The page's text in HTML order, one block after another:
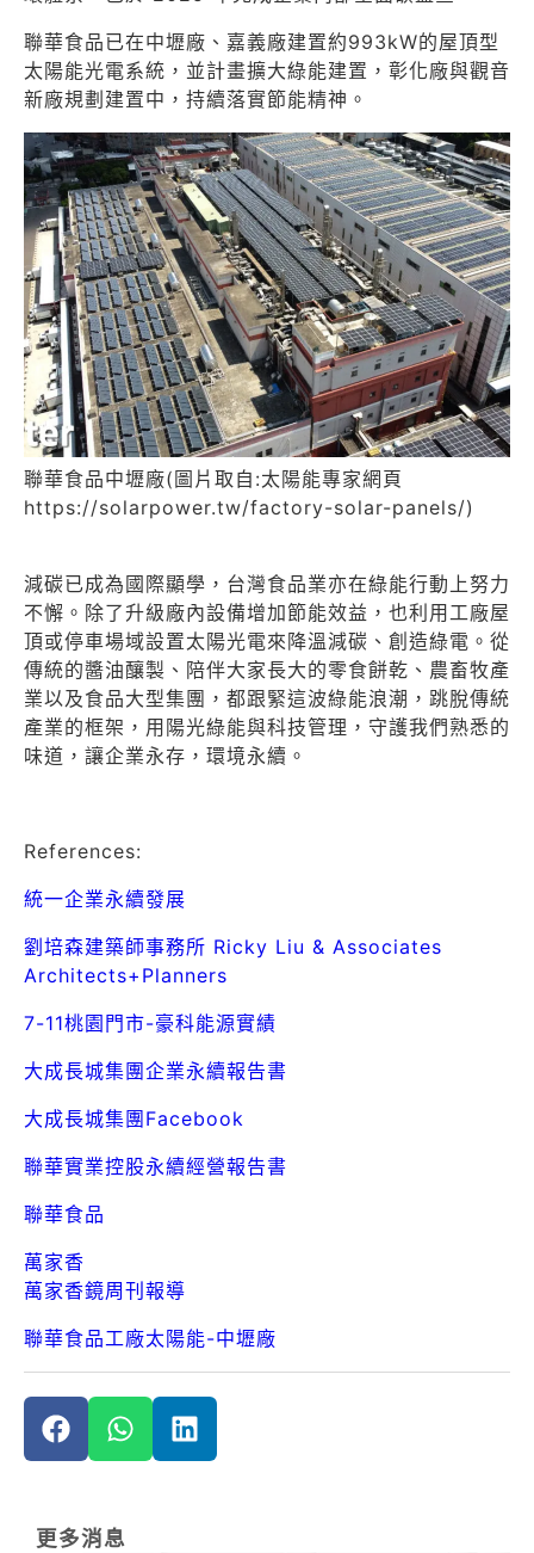
聯華食品已在中壢廠、嘉義廠建置約993kW的屋頂型
太陽能光電系統，並計畫擴大綠能建置，彰化廠與觀音
新廠規劃建置中，持續落實節能精神。
聯華食品中壢廠(圖片取自:太陽能專家網頁
https://solarpower.tw/factory-solar-panels/)
減碳已成為國際顯學，台灣食品業亦在綠能行動上努力
不懈。除了升級廠內設備增加節能效益，也利用工廠屋
頂或停車場域設置太陽光電來降溫減碳、創造綠電。從
傳統的醬油釀製、陪伴大家長大的零食餅乾、農畜牧產
業以及食品大型集團，都跟緊這波綠能浪潮，跳脫傳統
產業的框架，用陽光綠能與科技管理，守護我們熟悉的
味道，讓企業永存，環境永續。
References:
統一企業永續發展
劉培森建築師事務所 Ricky Liu & Associates
Architects+Planners
7-11桃園門市-豪科能源實績
大成長城集團企業永續報告書
大成長城集團Facebook
聯華實業控股永續經營報告書
聯華食品
萬家香
萬家香鏡周刊報導
聯華食品工廠太陽能-中壢廠
更多消息